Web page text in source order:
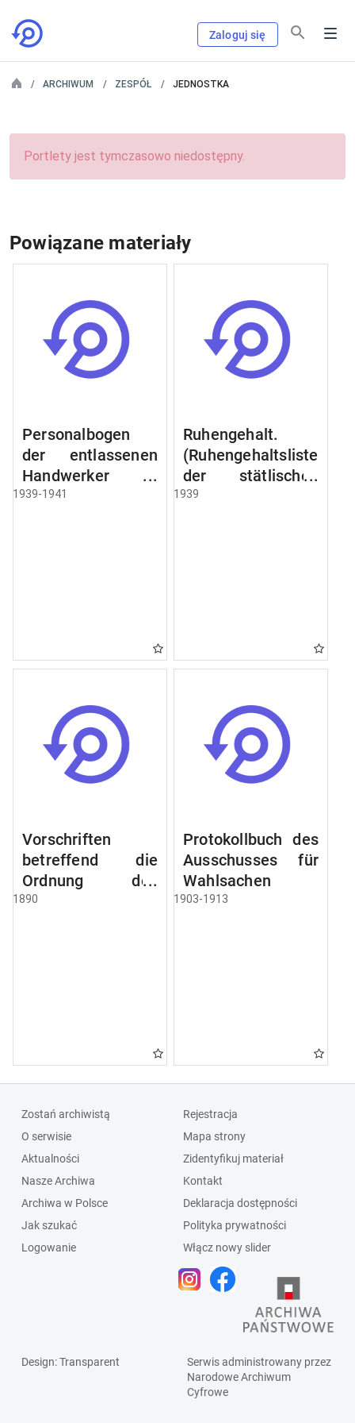
Zaloguj się
ARCHIWUM ZESPÓŁ JEDNOSTKA
Portlety jest tymczasowo niedostępny.
Powiązane materiały
Personalbogen
der entlassenen
Handwerker u.
Arbeiter des
1939-1941
Ruhengehalt.
(Ruhengehaltsliste
der stätlischen
Beamten u.
Raczyński! Schen
Bibliothek).
1939
Vorschriften
betreffend die
Ordnung des
Geschäftsganges
1890
Protokollbuch des
Ausschusses für
Wahlsachen
1903-1913
Zostań archiwistą
O serwisie
Aktualności
Nasze Archiwa
Archiwa w Polsce
Jak szukać
Logowanie
Rejestracja
Mapa strony
Zidentyfikuj materiał
Kontakt
Deklaracja dostępności
Polityka prywatności
Włącz nowy slider
Design: Transparent
Serwis administrowany przez
Narodowe Archiwum
Cyfrowe